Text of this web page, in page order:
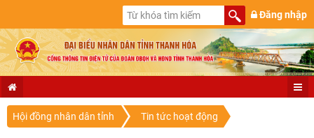
Đăng nhập
Hội đồng nhân dân tỉnh Tin tức hoạt động